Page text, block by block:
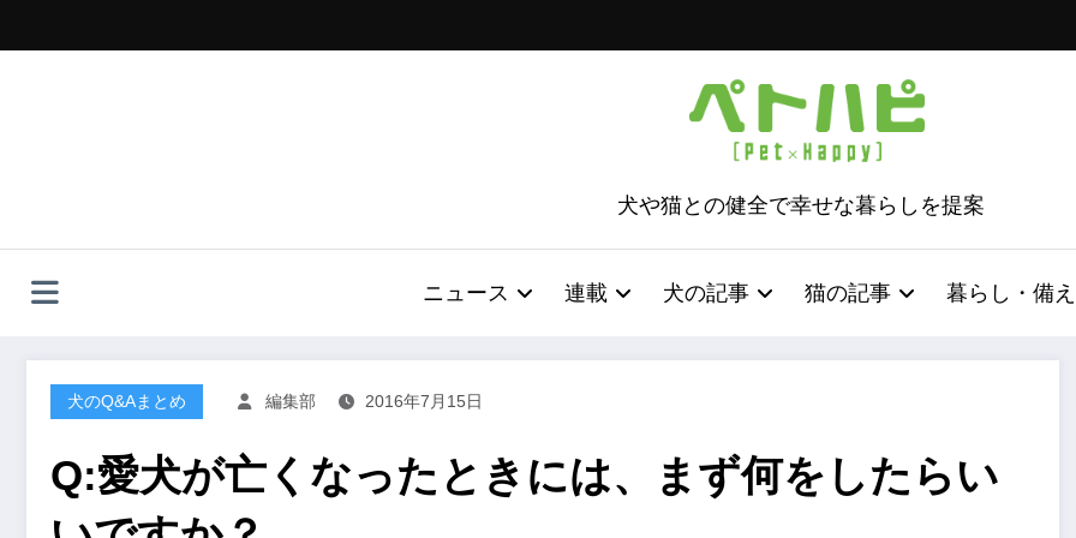
ッ
犬や猫との健全で幸せな暮らしを提案
ニュース 連載 犬の記事 猫の記事 暮らし・備え
犬のQ&Aまとめ 編集部 2016年7月15日
Q:愛犬が亡くなったときには、まず何をしたらい